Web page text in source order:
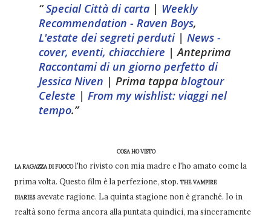
Special Città di carta | Weekly
Recommendation - Raven Boys,
L'estate dei segreti perduti| News -
cover, eventi, chiacchiere | Anteprima
Raccontami di un giorno perfetto di
Jessica Niven | Prima tappa blogtour
Celeste | From my wishlist: viaggi nel
tempo.
COSA HO VISTO
LA RAGAZZA DI FUOCO l'ho rivisto con mia madre e l'ho amato come la
prima volta. Questo film è la perfezione, stop. THE VAMPIRE
DIARIESavevate ragione. La quinta stagione non è granché. Io in
realtà sono ferma ancora alla puntata quindici, ma sinceramente